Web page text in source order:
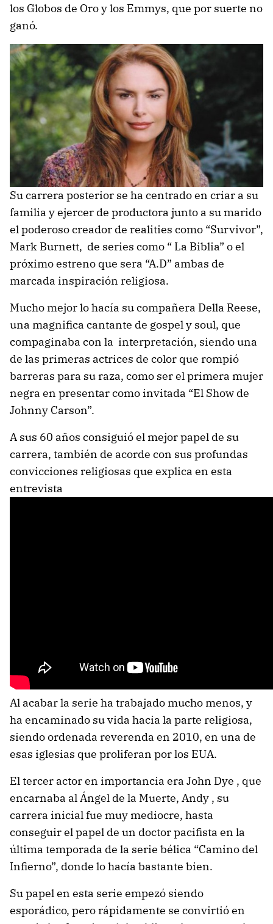
los Globos de Oro y los Emmys, que por suerte no
ganó.
Su carrera posterior se ha centrado en criar a su
familia y ejercer de productora junto a su marido
el poderoso creador de realities como “Survivor”,
Mark Burnett, de series como “ La Biblia” o el
próximo estreno que sera “A.D” ambas de
marcada inspiración religiosa.
Mucho mejor lo hacía su compañera Della Reese,
una magnifica cantante de gospel y soul, que
compaginaba con la interpretación, siendo una
de las primeras actrices de color que rompió
barreras para su raza, como ser el primera mujer
negra en presentar como invitada “El Show de
Johnny Carson”.
A sus 60 años consiguió el mejor papel de su
carrera, también de acorde con sus profundas
convicciones religiosas que explica en esta
entrevista
Al acabar la serie ha trabajado mucho menos, y
ha encaminado su vida hacia la parte religiosa,
siendo ordenada reverenda en 2010, en una de
esas iglesias que proliferan por los EUA.
El tercer actor en importancia era John Dye , que
encarnaba al Ángel de la Muerte, Andy , su
carrera inicial fue muy mediocre, hasta
conseguir el papel de un doctor pacifista en la
última temporada de la serie bélica “Camino del
Infierno”, donde lo hacía bastante bien.
Su papel en esta serie empezó siendo
esporádico, pero rápidamente se convirtió en